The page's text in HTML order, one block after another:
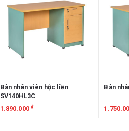
Bàn nhân viên hộc liền
SV140HL3C
1.890.000 ₫
Bàn